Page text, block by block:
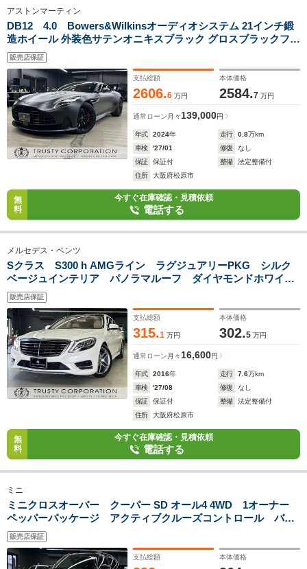
アストンマーティン
DB12 4.0 Bowers&Wilkinsオーディオシステム 21インチ鍛
造ホイール 外装色サテンオニキスブラック グロスブラックフロ
ントグリル インスパイアコンフォート ライトデュオトーン
インテリア アストンブラックウイング
販売店保証
支払総額
2606.6 万円
本体価格
2584.7 万円
通常ローン 月々 139,000円
年式 2024年 走行 0.8万km
車検
'27/01 修復
なし
保証
保証付 整備
法定整備付
住所
大阪府松原市
無
料
今すぐ在庫確認・見積依頼
電話する
メルセデス・ベンツ
Sクラス S300 h AMGライン ラグジュアリーPKG シルク
ベージュインテリア パノラマルーフ ダイヤモンドホワイ
ト AMG19インチAW デジタルインナーミラー 360度カメ
ラ シートヒーター パワーシート 電動リアゲート
販売店保証
支払総額
315.1 万円
本体価格
302.5 万円
通常ローン 月々 16,600円
年式 2016年 走行 7.6万km
車検
'27/08 修復
なし
保証
保証付 整備
法定整備付
住所
大阪府松原市
無
料
今すぐ在庫確認・見積依頼
電話する
ミニ
ミニクロスオーバー クーパー SD オール4 4WD 1オーナー
ペッパーパッケージ アクティブクルーズコントロール バッ
クカメラ 衝突軽減ブレーキ 純正ナビ 電動リアゲート ヘ
ッドアップディスプレイ 純正18インチAW
販売店保証
支払総額 本体価格